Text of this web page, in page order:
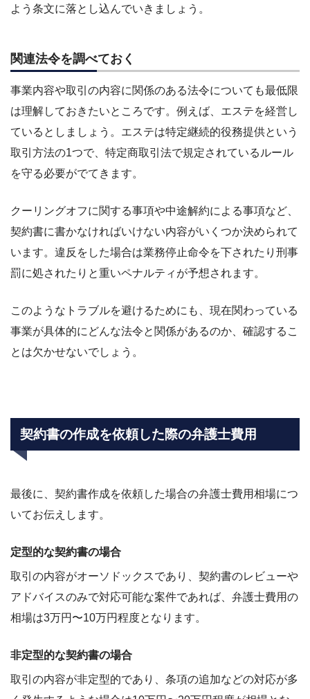
よう条文に落とし込んでいきましょう。
関連法令を調べておく
事業内容や取引の内容に関係のある法令についても最低限
は理解しておきたいところです。例えば、エステを経営し
ているとしましょう。エステは特定継続的役務提供という
取引方法の1つで、特定商取引法で規定されているルール
を守る必要がでてきます。
クーリングオフに関する事項や中途解約による事項など、
契約書に書かなければいけない内容がいくつか決められて
います。違反をした場合は業務停止命令を下されたり刑事
罰に処されたりと重いペナルティが予想されます。
このようなトラブルを避けるためにも、現在関わっている
事業が具体的にどんな法令と関係があるのか、確認するこ
とは欠かせないでしょう。
契約書の作成を依頼した際の弁護士費用
最後に、契約書作成を依頼した場合の弁護士費用相場につ
いてお伝えします。
定型的な契約書の場合
取引の内容がオーソドックスであり、契約書のレビューや
アドバイスのみで対応可能な案件であれば、弁護士費用の
相場は3万円〜10万円程度となります。
非定型的な契約書の場合
取引の内容が非定型的であり、条項の追加などの対応が多